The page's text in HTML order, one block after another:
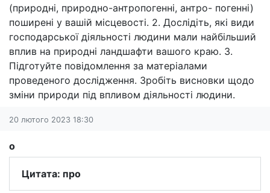
(природні, природно-антропогенні, антро- погенні)
поширені у вашій місцевості. 2. Дослідіть, які види
господарської діяльності людини мали найбільший
вплив на природні ландшафти вашого краю. 3.
Підготуйте повідомлення за матеріалами
проведеного дослідження. Зробіть висновки щодо
зміни природи під впливом діяльності людини.
20 лютого 2023 18:30
о
Цитата: про